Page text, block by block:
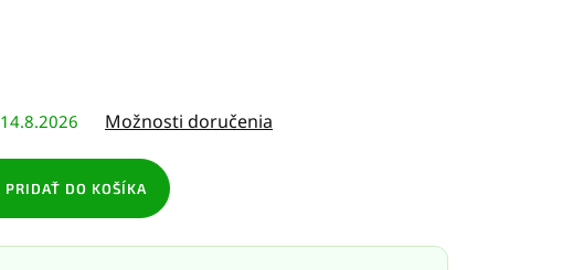
14.8.2026 Možnosti doručenia
PRIDAŤ DO KOŠÍKA